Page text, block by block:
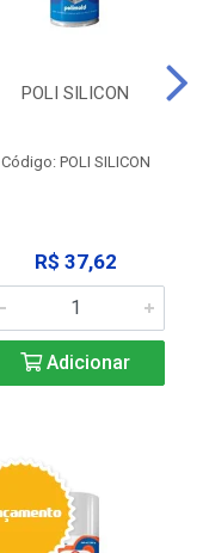
POLI SILICON
Código: POLI SILICON
R$ 37,62
Adicionar